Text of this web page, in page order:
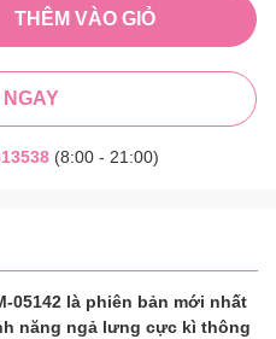
THÊM VÀO GIỎ
NGAY
(8:00 - 21:00)
05142 là phiên bản mới nhất
năng ngả lưng cực kì thông